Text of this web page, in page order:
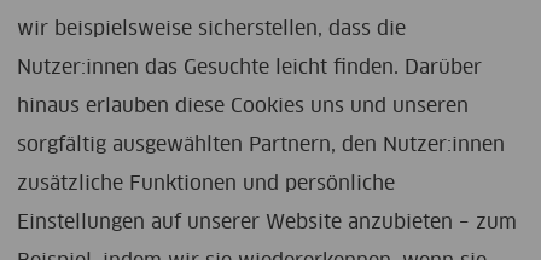
wir beispielsweise sicherstellen, dass die
Nutzer:innen das Gesuchte leicht finden. Darüber
hinaus erlauben diese Cookies uns und unseren
sorgfältig ausgewählten Partnern, den Nutzer:innen
zusätzliche Funktionen und persönliche
Einstellungen auf unserer Website anzubieten – zum